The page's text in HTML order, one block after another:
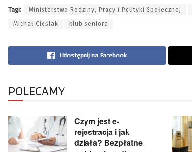
Tagi: Ministerstwo Rodziny, Pracy i Polityki Społecznej
Michał Cieślak klub seniora
Udostępnij na Facebook
POLECAMY
Czym jest e-
rejestracja i jak
działa? Bezpłatne